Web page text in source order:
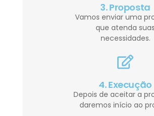
3. Proposta
Vamos enviar uma
que atenda suas
necessidades.
4. Execução
Depois de aceitar a
daremos início ao